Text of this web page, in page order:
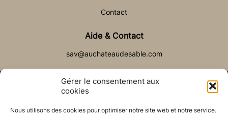
Gérer le consentement aux
cookies
Nous utilisons des cookies pour optimiser notre site web et notre service.
Contact
Aide & Contact
sav@auchateaudesable.com